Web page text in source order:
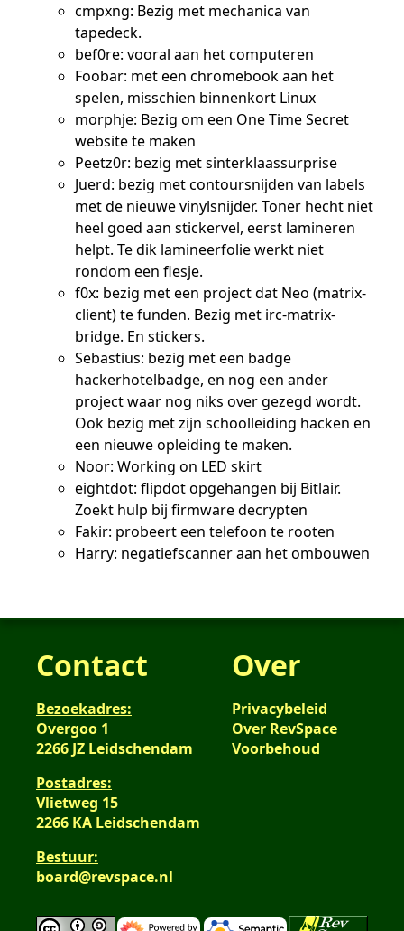
cmpxng: Bezig met mechanica van
tapedeck.
bef0re: vooral aan het computeren
Foobar: met een chromebook aan het
spelen, misschien binnenkort Linux
morphje: Bezig om een One Time Secret
website te maken
Peetz0r: bezig met sinterklaassurprise
Juerd: bezig met contoursnijden van labels
met de nieuwe vinylsnijder. Toner hecht niet
heel goed aan stickervel, eerst lamineren
helpt. Te dik lamineerfolie werkt niet
rondom een flesje.
f0x: bezig met een project dat Neo (matrix-
client) te funden. Bezig met irc-matrix-
bridge. En stickers.
Sebastius: bezig met een badge
hackerhotelbadge, en nog een ander
project waar nog niks over gezegd wordt.
Ook bezig met zijn schoolleiding hacken en
een nieuwe opleiding te maken.
Noor: Working on LED skirt
eightdot: flipdot opgehangen bij Bitlair.
Zoekt hulp bij firmware decrypten
Fakir: probeert een telefoon te rooten
Harry: negatiefscanner aan het ombouwen
Contact
Bezoekadres:
Overgoo 1
2266 JZ Leidschendam
Postadres:
Vlietweg 15
2266 KA Leidschendam
Bestuur:
board@revspace.nl
Over
Privacybeleid
Over RevSpace
Voorbehoud